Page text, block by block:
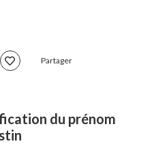
Partager
du prénom